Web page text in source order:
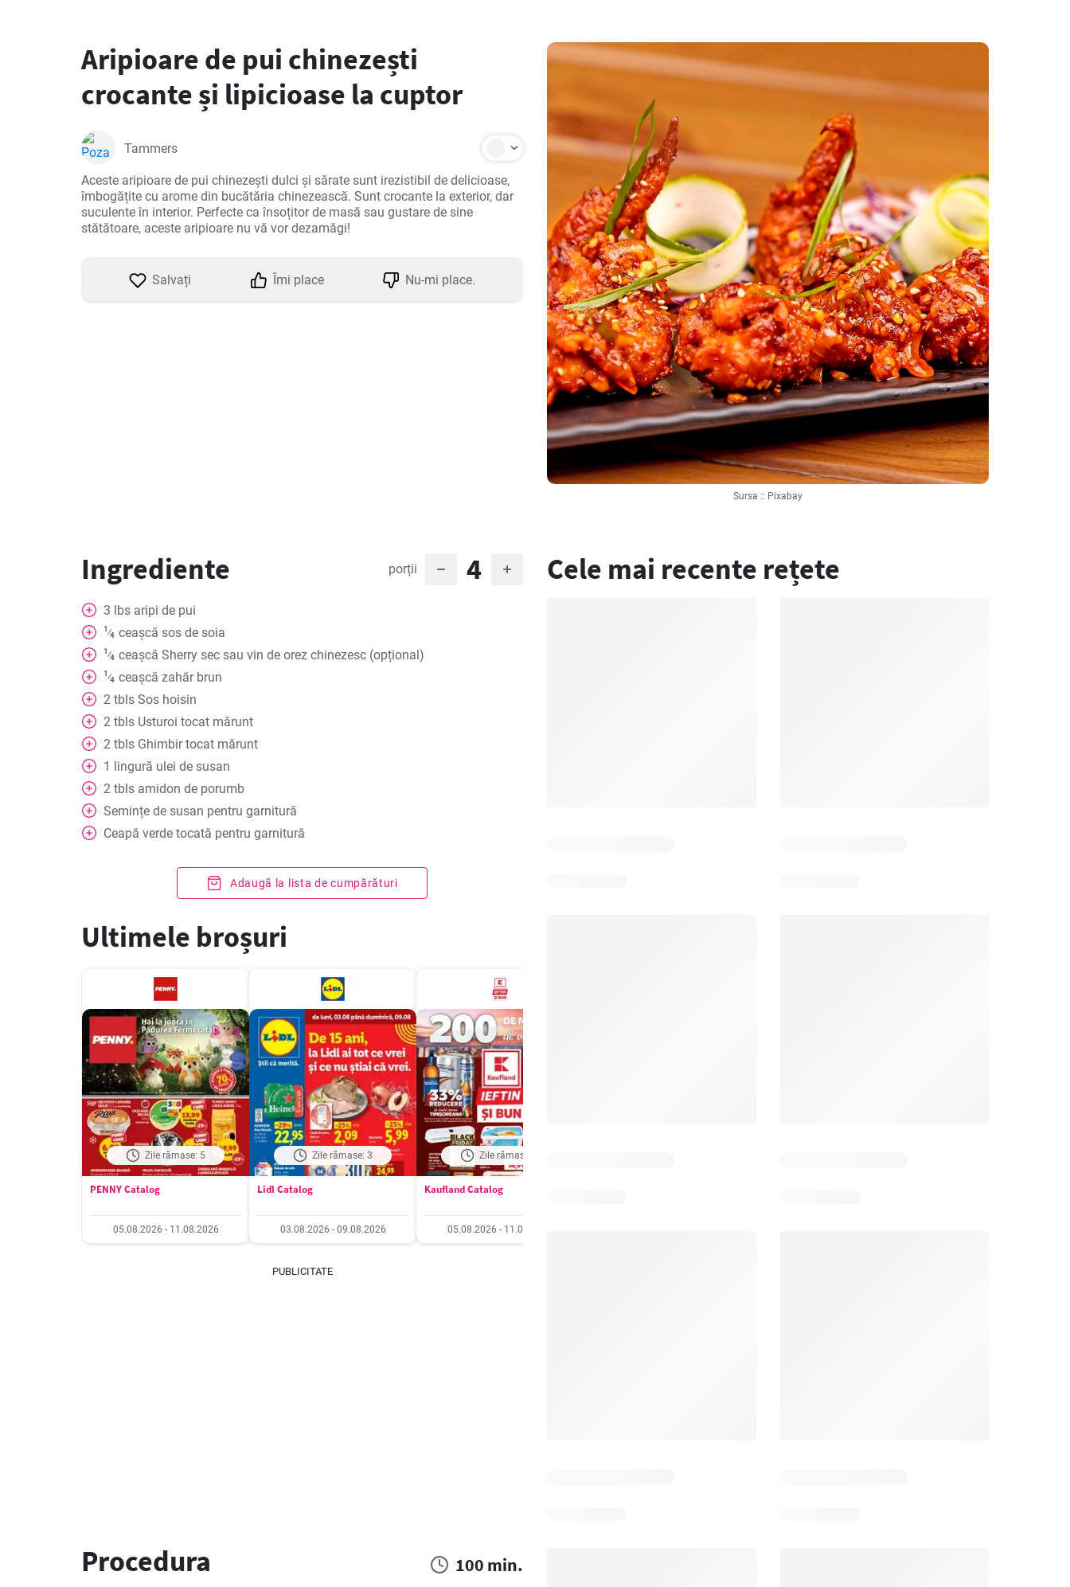
Sursa :: Pixabay
Aripioare de pui chinezești
crocante și lipicioase la cuptor
Tammers
Aceste aripioare de pui chinezești dulci și sărate sunt irezistibil de delicioase,
îmbogățite cu arome din bucătăria chinezească. Sunt crocante la exterior, dar
suculente în interior. Perfecte ca însoțitor de masă sau gustare de sine
stătătoare, aceste aripioare nu vă vor dezamăgi!
Salvați Îmi place Nu-mi place.
Ingrediente porții 4
3 lbs aripi de pui
1⁄4 ceașcă sos de soia
1⁄4 ceașcă Sherry sec sau vin de orez chinezesc (opțional)
1⁄4 ceașcă zahăr brun
2 tbls Sos hoisin
2 tbls Usturoi tocat mărunt
2 tbls Ghimbir tocat mărunt
1 lingură ulei de susan
2 tbls amidon de porumb
Semințe de susan pentru garnitură
Ceapă verde tocată pentru garnitură
Adaugă la lista de cumpărături
Ultimele broșuri
Zile rămase: 5
PENNY Catalog
05.08.2026 - 11.08.2026
Zile rămase: 3
Lidl Catalog
03.08.2026 - 09.08.2026
Zile rămase: 5
Kaufland Catalog
05.08.2026 - 11.08.2026
PUBLICITATE
Procedura 100 min.
Cele mai recente rețete